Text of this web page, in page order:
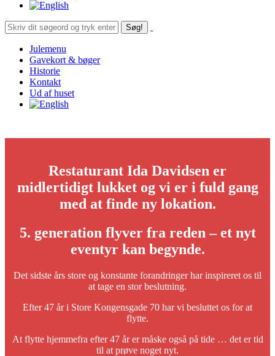
Søg:
Julemenu
Gavekort & bøger
Historie
Kontakt
Ud af huset
Restaturant Ida Davidsen er
midlertidigt lukket og vi er i fuld gang
med at finde ny lokation.
5. generation flyver fra reden – et nyt
eventyr kan begynde.
Det sidste års store og konstante forandringer har inspireret os til
at tage en stor beslutning.
Efter 47 år i Store Kongensgade 70 har vi besluttet os for at
flytte.
At flytte hjemmefra efter 47 år er måske også på tide … det er tid
til at prøve noget nyt.